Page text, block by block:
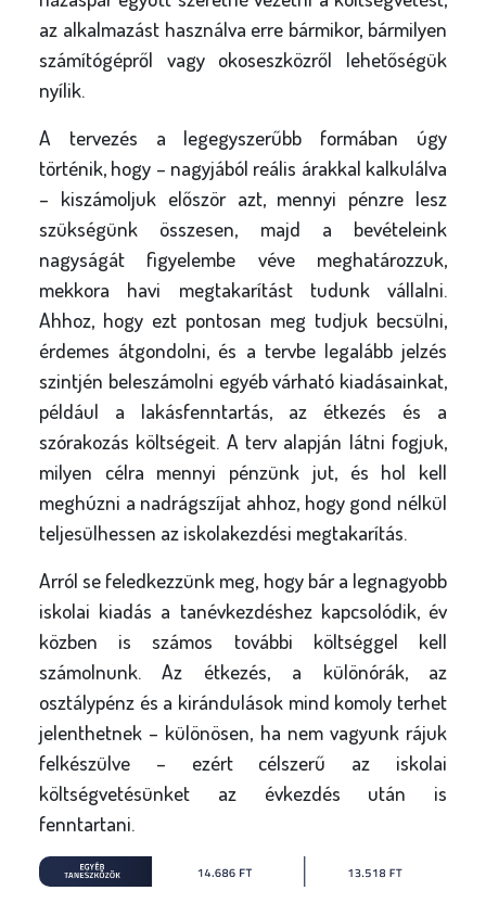
az alkalmazást használva erre bármikor, bármilyen
számítógépről vagy okoseszközről lehetőségük
nyílik.
A tervezés a legegyszerűbb formában úgy
történik, hogy – nagyjából reális árakkal kalkulálva
– kiszámoljuk először azt, mennyi pénzre lesz
szükségünk összesen, majd a bevételeink
nagyságát figyelembe véve meghatározzuk,
mekkora havi megtakarítást tudunk vállalni.
Ahhoz, hogy ezt pontosan meg tudjuk becsülni,
érdemes átgondolni, és a tervbe legalább jelzés
szintjén beleszámolni egyéb várható kiadásainkat,
például a lakásfenntartás, az étkezés és a
szórakozás költségeit. A terv alapján látni fogjuk,
milyen célra mennyi pénzünk jut, és hol kell
meghúzni a nadrágszíjat ahhoz, hogy gond nélkül
teljesülhessen az iskolakezdési megtakarítás.
Arról se feledkezzünk meg, hogy bár a legnagyobb
iskolai kiadás a tanévkezdéshez kapcsolódik, év
közben is számos további költséggel kell
számolnunk. Az étkezés, a különórák, az
osztálypénz és a kirándulások mind komoly terhet
jelenthetnek – különösen, ha nem vagyunk rájuk
felkészülve – ezért célszerű az iskolai
költségvetésünket az évkezdés után is
fenntartani.